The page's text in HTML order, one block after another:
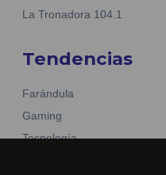
La Tronadora 104.1
Tendencias
Farándula
Gaming
Tecnología